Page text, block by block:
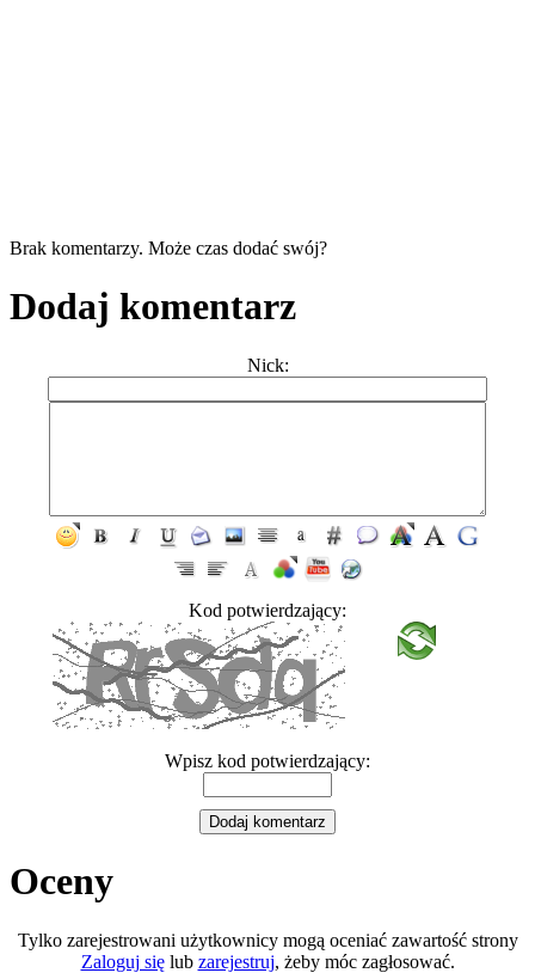
Brak komentarzy. Może czas dodać swój?
Dodaj komentarz
Nick:
Kod potwierdzający:
Wpisz kod potwierdzający:
Oceny
Tylko zarejestrowani użytkownicy mogą oceniać zawartość strony
Zaloguj sięlub zarejestruj, żeby móc zagłosować.